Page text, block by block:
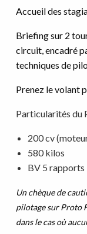
Accueil des
Briefing sur 2
circuit, encadré
techniques de
Prenez le volant
Particularités du
200 cv
580 kilos
BV 5 rapports
Un chèque de
pilotage sur Proto
dans le cas où